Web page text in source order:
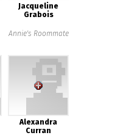
Jacqueline
Grabois
Annie's Roommate
Alexandra
Curran